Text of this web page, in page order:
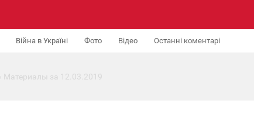
Війна в Україні Фото Відео Останні коментарі
» Материалы за 12.03.2019